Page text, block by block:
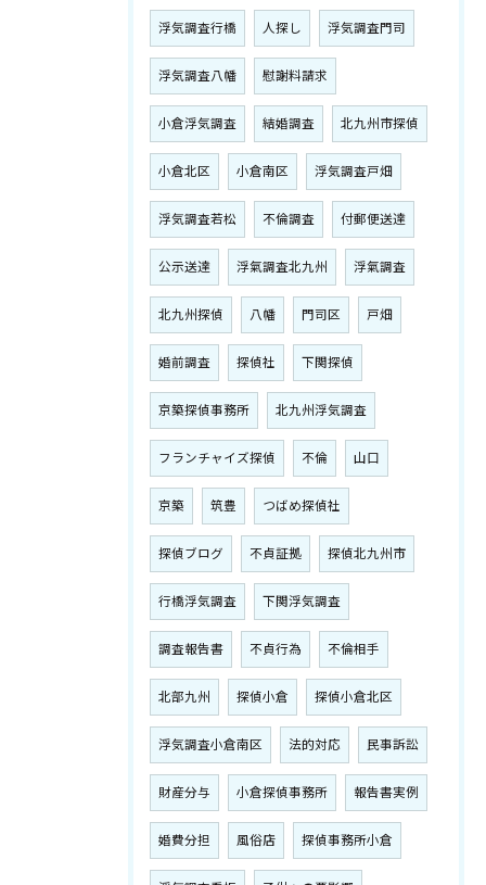
浮気調査行橋 人探し 浮気調査門司
浮気調査八幡 慰謝料請求
小倉浮気調査 結婚調査 北九州市探偵
小倉北区 小倉南区 浮気調査戸畑
浮気調査若松 不倫調査 付郵便送達
公示送達 浮氣調査北九州 浮氣調査
北九州探偵 八幡 門司区 戸畑
婚前調査 探偵社 下関探偵
京築探偵事務所 北九州浮気調査
フランチャイズ探偵 不倫 山口
京築 筑豊 つばめ探偵社
探偵ブログ 不貞証拠 探偵北九州市
行橋浮気調査 下関浮気調査
調査報告書 不貞行為 不倫相手
北部九州 探偵小倉 探偵小倉北区
浮気調査小倉南区 法的対応 民事訴訟
財産分与 小倉探偵事務所 報告書実例
婚費分担 風俗店 探偵事務所小倉